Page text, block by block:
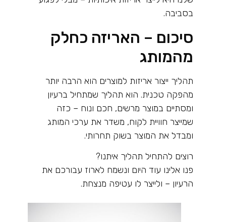
בסביבה.
סיכום – האריזה כחלק
מהמותג
תהליך ייצור אריזות למוצרים הוא הרבה יותר
מהפקה טכנית. הוא תהליך שמתחיל ברעיון
ומסתיים במוצר מרשים, חכם ונוח – כזה
שמייצר חוויית לקוח, משדר את ערכי המותג
ומבדל את המוצר בשוק תחרותי.
רוצים להתחיל תהליך איתנו?
פנו אלינו עוד היום ונשמח לארוז עבורכם את
הרעיון – ולייצר לו עטיפה מנצחת.